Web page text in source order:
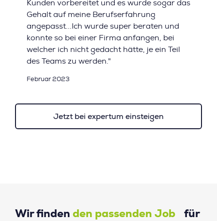
Kunden vorbereitet und es wurde sogar das
Gehalt auf meine Berufserfahrung
angepasst...Ich wurde super beraten und
konnte so bei einer Firma anfangen, bei
welcher ich nicht gedacht hätte, je ein Teil
des Teams zu werden."
Februar 2023
Jetzt bei expertum einsteigen
Wir finden den passenden Job für